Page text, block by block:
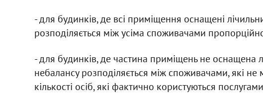
- для будинків, де всі приміщення оснащені
розподіляється між усіма споживачами
- для будинків, де частина приміщень не оснащена
небалансу розподіляється між споживачами, які не
кількості осіб, які фактично користуються